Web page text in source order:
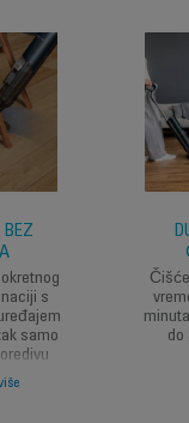
s
samo
do